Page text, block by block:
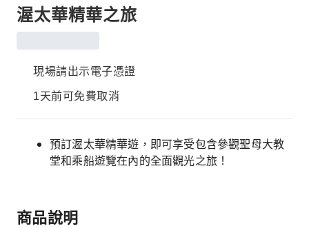
渥太華精華之旅
現場請出示電子憑證
1天前可免費取消
預訂渥太華精華遊，即可享受包含參觀聖母大教
堂和乘船遊覽在內的全面觀光之旅！
商品說明